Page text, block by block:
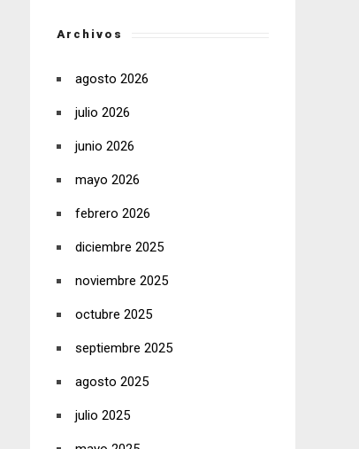
Archivos
agosto 2026
julio 2026
junio 2026
mayo 2026
febrero 2026
diciembre 2025
noviembre 2025
octubre 2025
septiembre 2025
agosto 2025
julio 2025